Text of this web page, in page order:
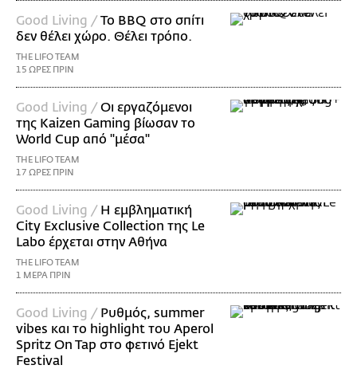
Good Living /Το BBQ στο σπίτι
δεν θέλει χώρο. Θέλει τρόπο.
THE LIFO TEAM
15 ΩΡΕΣ ΠΡΙΝ
Good Living /Οι εργαζόμενοι
της Kaizen Gaming βίωσαν το
World Cup από "μέσα"
THE LIFO TEAM
17 ΩΡΕΣ ΠΡΙΝ
Good Living / Η εμβληματική
City Exclusive Collection της Le
Labo έρχεται στην Αθήνα
THE LIFO TEAM
1 ΜΕΡΑ ΠΡΙΝ
Good Living / Ρυθμός, summer
vibes και το highlight του Aperol
Spritz On Tap στο φετινό Ejekt
Festival